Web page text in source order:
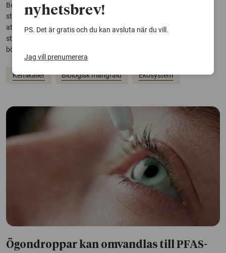
Bekämpningsmedel kan påverka markens ekosystem, enligt en
studie där forskare undersökt jord från 26 länder i Europa. De fann
att 70 procent av jordproverna var kontaminerade, något som kan
störa nyttiga organismer i marken och försämra jordens naturliga
bördighet.
Kemikalier Biologisk mångfald Ekosystem
Ögondroppar kan omvandlas till PFAS-
nyhetsbrev!
PS. Det är gratis och du kan avsluta när du vill.
Jag vill prenumerera